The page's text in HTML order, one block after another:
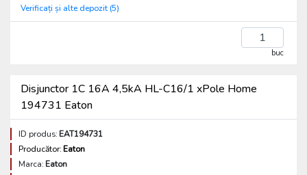
Verificați și alte depozit (5)
buc
Disjunctor 1C 16A 4,5kA HL-C16/1 xPole Home
194731 Eaton
ID produs:EAT194731
Producător:Eaton
Marca:Eaton